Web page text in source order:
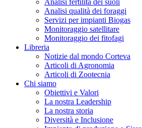
Analisi fertilità dei suoli
Analisi qualità dei foraggi
Servizi per impianti Biogas
Monitoraggio satellitare
Monitoraggio dei fitofagi
Libreria
Notizie dal mondo Corteva
Articoli di Agronomia
Articoli di Zootecnia
Chi siamo
Obiettivi e Valori
La nostra Leadership
La nostra storia
Diversità e Inclusione